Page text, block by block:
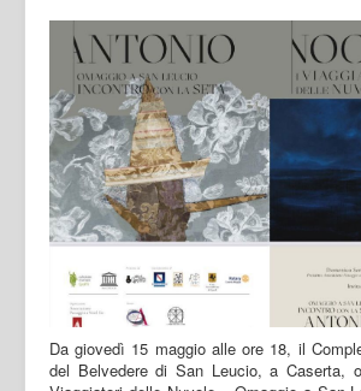
Da giovedì 15 maggio alle ore 18, il
del Belvedere di San Leucio, a Caserta,